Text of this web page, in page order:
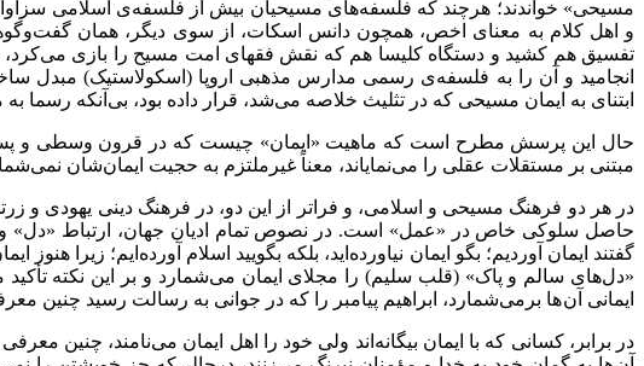
مسیحی» خواندند؛ هرچند که فلسفه‌‌های مسیحیان بیش از فلسفه‌ی اسلامی
و اهل کلام به معنای اخص، همچون دانس اسکات، از سوی دیگر، همان
تفسیق هم ‌کشید و دستگاه کلیسا هم که نقش فقهای امت مسیح را بازی می‌کرد،
انجامید و آن را به فلسفه‌ی رسمی مدارس مذهبی اروپا (اسکولاستیک) مبدل
ابتنای به ایمان مسیحی که در تثلیث خلاصه می‌شد، قرار داده بود، بی‌آنکه
حال این پرسش مطرح است که ماهیت «ایمان» چیست که در قرون وسطی و پس
مبتنی بر مستقلات عقلی را می‌نمایاند، معناً غیرملتزم به حجیت ایمان‌شان
در هر دو فرهنگ مسیحی و اسلامی، و فراتر از این دو، در فرهنگ دینی یهودی و
حاصل سلوکی خاص در «عمل» است. در نصوص تمام ادیان جهان، ارتباط «دل»
«دل‌های سالم و پاک» (قلب سلیم) را مجلای ایمان می‌شمارد و بر این نکته
ایمانی آن ها برمی‌شمارد، ابراهیم پیامبر را که در جوانی به رسالت رسید چنین معرفی
در برابر، کسانی که با ایمان بیگانه‌اند ولی خود را اهل ایمان می‌نامند، چنین